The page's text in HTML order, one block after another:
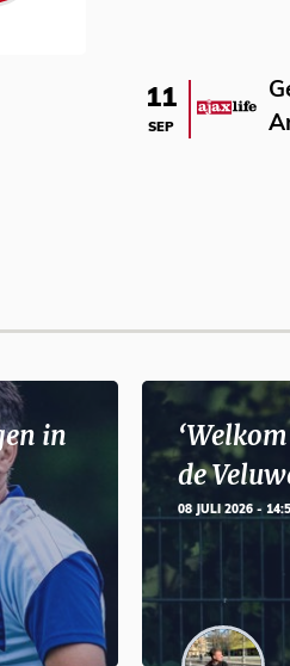
11
SEP
in
de
08 JULI 2026 -